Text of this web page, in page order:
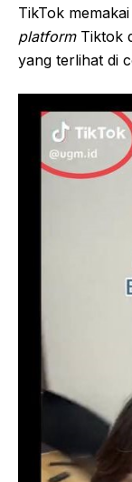
TikTok memakai
platform Tiktok
yang terlihat di